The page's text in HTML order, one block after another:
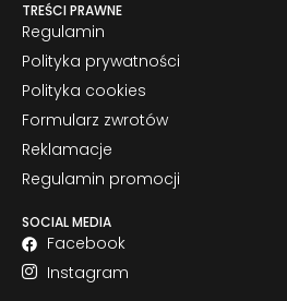
TREŚCI PRAWNE
Regulamin
Polityka prywatności
Polityka cookies
Formularz zwrotów
Reklamacje
Regulamin promocji
SOCIAL MEDIA
Facebook
Instagram